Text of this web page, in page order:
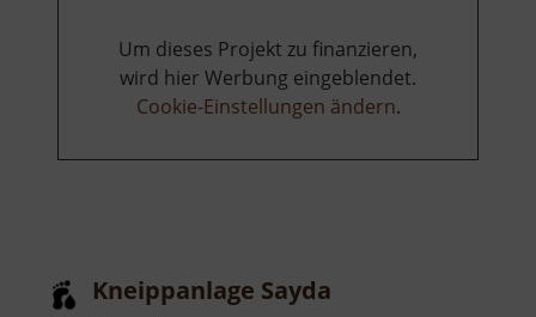
Um dieses Projekt zu finanzieren,
wird hier Werbung eingeblendet.
Cookie-Einstellungen ändern.
Kneippanlage Sayda